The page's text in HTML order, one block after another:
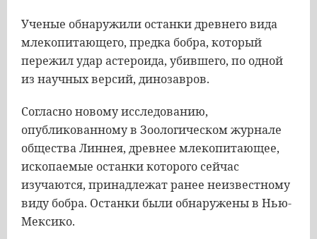
Ученые обнаружили останки древнего вида
млекопитающего, предка бобра, который
пережил удар астероида, убившего, по одной
из научных версий, динозавров.
Согласно новому исследованию,
опубликованному в Зоологическом журнале
общества Линнея, древнее млекопитающее,
ископаемые останки которого сейчас
изучаются, принадлежат ранее неизвестному
виду бобра. Останки были обнаружены в Нью-
Мексико.